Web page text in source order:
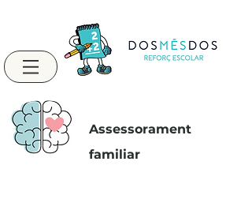
Assessorament
familiar